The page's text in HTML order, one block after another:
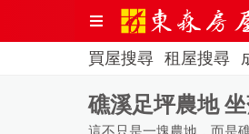
買屋搜尋 租屋搜尋
礁溪足坪農地